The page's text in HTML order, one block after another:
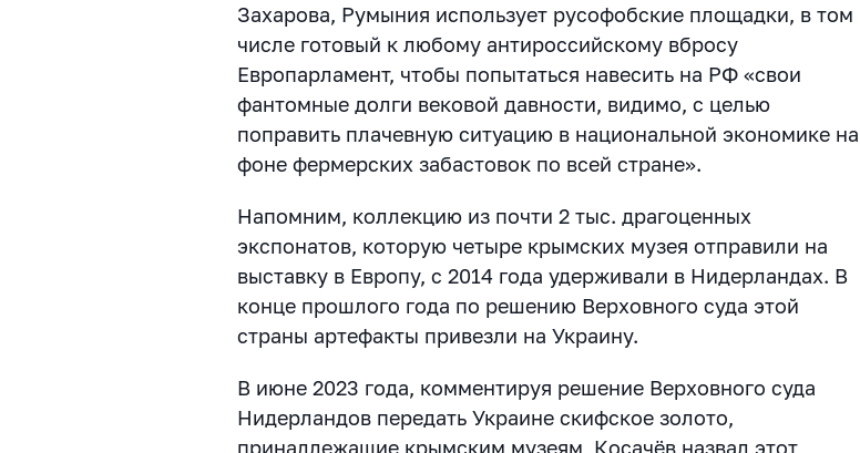
Захарова, Румыния использует русофобские площадки, в том
числе готовый к любому антироссийскому вбросу
Европарламент, чтобы попытаться навесить на РФ «свои
фантомные долги вековой давности, видимо, с целью
поправить плачевную ситуацию в национальной экономике на
фоне фермерских забастовок по всей стране».
Напомним, коллекцию из почти 2 тыс. драгоценных
экспонатов, которую четыре крымских музея отправили на
выставку в Европу, с 2014 года удерживали в Нидерландах. В
конце прошлого года по решению Верховного суда этой
страны артефакты привезли на Украину.
В июне 2023 года, комментируя решение Верховного суда
Нидерландов передать Украине скифское золото,
принадлежащие крымским музеям, Косачёв назвал этот